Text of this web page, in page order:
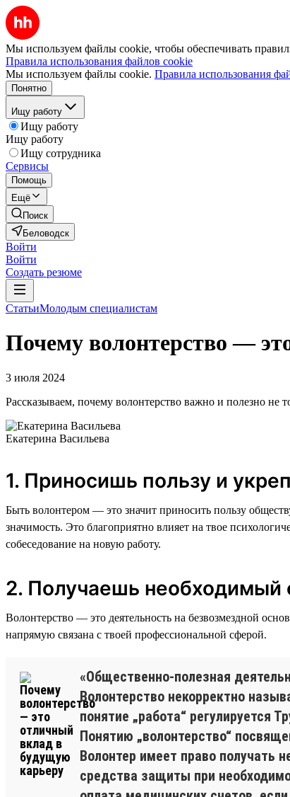
Мы используем файлы cookie, чтобы обеспечивать
Правила использования файлов cookie
Мы используем файлы cookie. Правила использования
Понятно
Ищу работу
Ищу работу
Ищу работу
Ищу сотрудника
Сервисы
Помощь
Ещё
Поиск
Беловодск
Войти
Войти
Создать резюме
СтатьиМолодым специалистам
Почему волонтерство —
3 июля 2024
Рассказываем, почему волонтерство важно и полезно не
Екатерина Васильева
1. Приносишь пользу и
Быть волонтером — это значит приносить пользу
значимость. Это благоприятно влияет на твое
собеседование на новую работу.
2. Получаешь необходимый
Волонтерство — это деятельность на безвозмездной
напрямую связана с твоей профессиональной сферой.
«Общественно-полезная
Волонтерство некорректно
понятие „работа“ регулируется
Понятию „волонтерство“
Волонтер имеет право
средства защиты при